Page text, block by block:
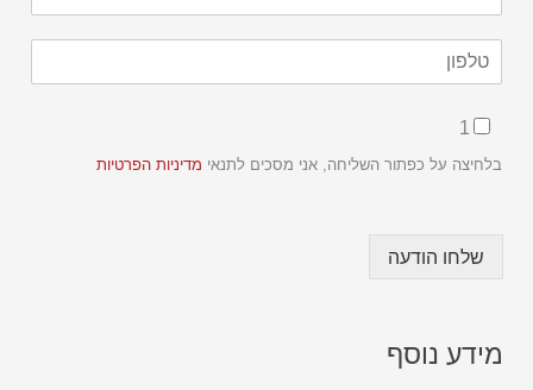
*
ם
c
k
C
e
b
x
*
1
בלחיצה על כפתור השליחה, אני מסכים לתנאי מדיניות הפרטיות
שלחו הודעה
מידע נוסף